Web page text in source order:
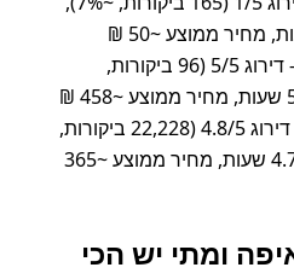
Muine Express – דירוג 5/5 (96 ביקורות,
OUROS Travel – דירוג 4.8/5 (22,228 ביקורות,
~6%), זמן ממוצע 4.7 שעות, מחיר ממוצע ~365
ומתי יש הכי